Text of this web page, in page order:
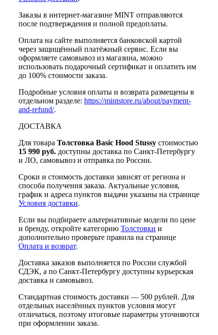
Заказы в интернет-магазине MINT отправляются
после подтверждения и полной предоплаты.
Оплата на сайте выполняется банковской картой
через защищённый платёжный сервис. Если вы
оформляете самовывоз из магазина, можно
использовать подарочный сертификат и оплатить им
до 100% стоимости заказа.
Подробные условия оплаты и возврата размещены в
отдельном разделе: https://mintstore.ru/about/payment-
and-refund/.
ДОСТАВКА
Для товара Толстовка Basic Hood Stussy стоимостью
15 990 руб. доступны доставка по Санкт-Петербургу
и ЛО, самовывоз и отправка по России.
Сроки и стоимость доставки зависят от региона и
способа получения заказа. Актуальные условия,
график и адреса пунктов выдачи указаны на странице
Условия доставки.
Если вы подбираете альтернативные модели по цене
и бренду, откройте категорию Толстовки и
дополнительно проверьте правила на странице
Оплата и возврат.
Доставка заказов выполняется по России службой
СДЭК, а по Санкт-Петербургу доступны курьерская
доставка и самовывоз.
Стандартная стоимость доставки — 500 рублей. Для
отдельных населённых пунктов условия могут
отличаться, поэтому итоговые параметры уточняются
при оформлении заказа.